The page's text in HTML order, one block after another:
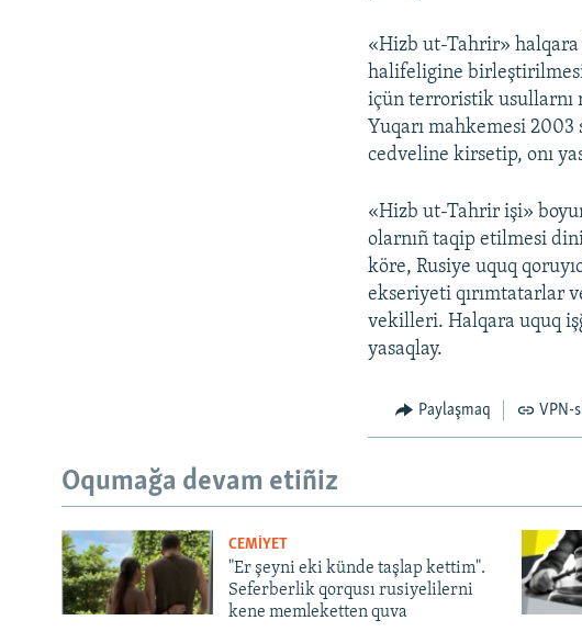
«Hizb ut-Tahrir»
halifeligine
içün terroristik usullarnı
Yuqarı mahkemesi
cedveline kirsetip, onı
«Hizb ut-Tahrir işi»
olarnıñ taqip etilmesi
köre, Rusiye uquq
ekseriyeti qırımtatarlar
vekilleri. Halqara uquq
yasaqlay.
Paylaşmaq VPN-
Oqumağa devam etiñiz
CEMİYET
"Er şeyni eki künde taşlap kettim".
Seferberlik qorqusı rusiyelilerni
kene memleketten quva